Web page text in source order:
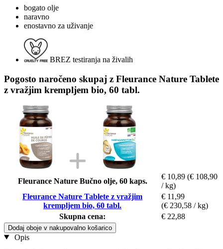
bogato olje
naravno
enostavno za uživanje
BREZ testiranja na živalih
Pogosto naročeno skupaj z Fleurance Nature Tablete
z vražjim krempljem bio, 60 tabl.
Fleurance Nature Bučno olje, 60 kaps.
€ 10,89 (€ 108,90
/ kg)
Fleurance Nature Tablete z vražjim
krempljem bio, 60 tabl.
€ 11,99
(€ 230,58 / kg)
Skupna cena:
€ 22,88
Dodaj oboje v nakupovalno košarico
Opis